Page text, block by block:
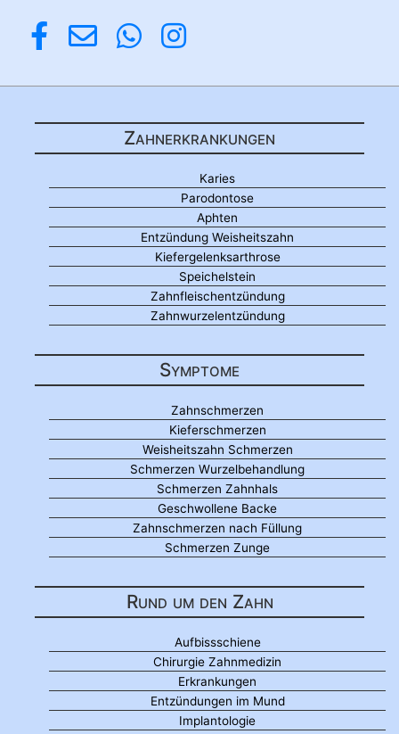
Zahnerkrankungen
Karies
Parodontose
Aphten
Entzündung Weisheitszahn
Kiefergelenksarthrose
Speichelstein
Zahnfleischentzündung
Zahnwurzelentzündung
Symptome
Zahnschmerzen
Kieferschmerzen
Weisheitszahn Schmerzen
Schmerzen Wurzelbehandlung
Schmerzen Zahnhals
Geschwollene Backe
Zahnschmerzen nach Füllung
Schmerzen Zunge
Rund um den Zahn
Aufbissschiene
Chirurgie Zahnmedizin
Erkrankungen
Entzündungen im Mund
Implantologie